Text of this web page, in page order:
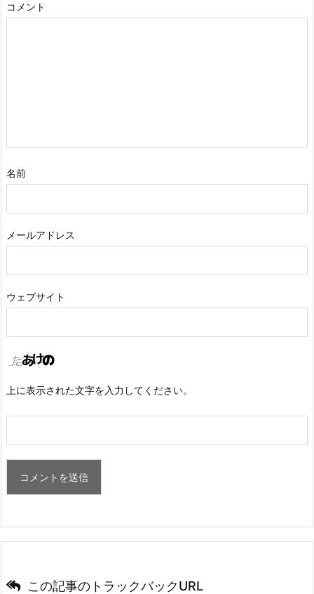
コメント
名前
メールアドレス
ウェブサイト
上に表示された文字を入力してください。
この記事のトラックバックURL